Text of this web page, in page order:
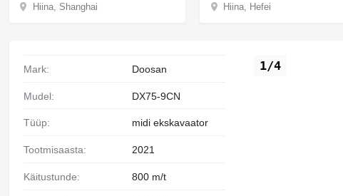
Hiina, Shanghai
Hiina, Hefei
1/4
Mark: Doosan
Mudel: DX75-9CN
Tüüp: midi ekskavaator
Tootmisaasta: 2021
Käitustunde: 800 m/t